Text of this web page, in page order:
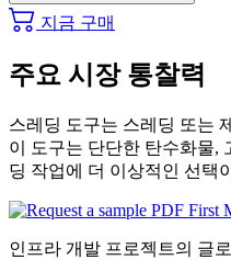
지금 구매
주요 시장 통찰력
스레딩 도구는 스레딩 또는
이 도구는 단단한 탄수화물,
딩 작업에 더 이상적인 선택
인프라 개발 프로젝트의 글